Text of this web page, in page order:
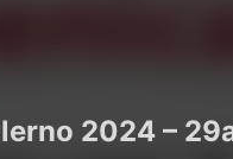
2024 –